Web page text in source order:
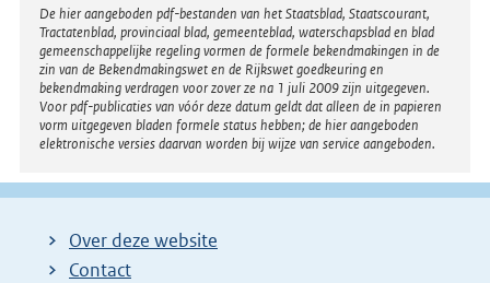
Disclaimer
De hier aangeboden pdf-bestanden van het Staatsblad, Staatscourant,
Tractatenblad, provinciaal blad, gemeenteblad, waterschapsblad en blad
gemeenschappelijke regeling vormen de formele bekendmakingen in de
zin van de Bekendmakingswet en de Rijkswet goedkeuring en
bekendmaking verdragen voor zover ze na 1 juli 2009 zijn uitgegeven.
Voor pdf-publicaties van vóór deze datum geldt dat alleen de in papieren
vorm uitgegeven bladen formele status hebben; de hier aangeboden
elektronische versies daarvan worden bij wijze van service aangeboden.
Over deze website
Contact